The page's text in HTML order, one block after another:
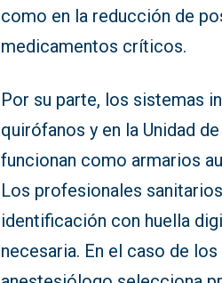
como en la reducción de
medicamentos críticos.
Por su parte, los sistemas
quirófanos y en la Unidad
funcionan como armarios
Los profesionales
identificación con huella
necesaria. En el caso de